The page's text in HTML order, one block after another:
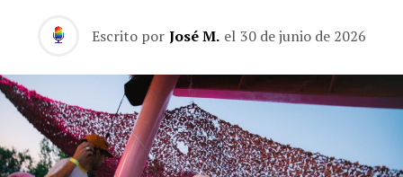
Escrito por José M. el 30 de junio de 2026